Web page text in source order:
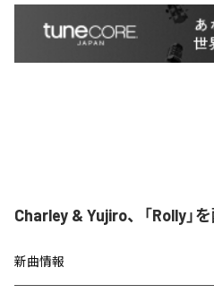
Charley & Yujiro、「Rolly」
新曲情報